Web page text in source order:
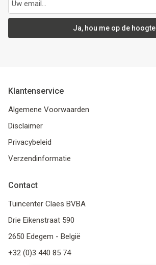
Ja, hou me op de hoogte
Klantenservice
Algemene Voorwaarden
Disclaimer
Privacybeleid
Verzendinformatie
Contact
Tuincenter Claes BVBA
Drie Eikenstraat 590
2650 Edegem - België
+32 (0)3 440 85 74